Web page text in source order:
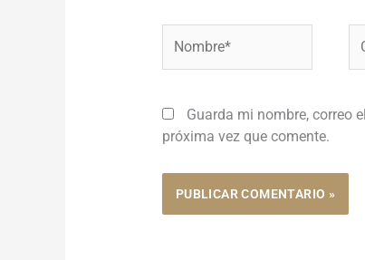
Guarda mi nombre, correo
próxima vez que comente.